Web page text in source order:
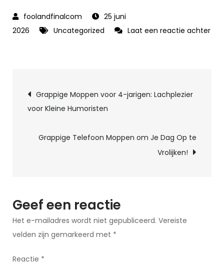
25 juni
2026
Uncategorized
Laat een reactie achter
BesteBerichtnavigatie
Grappige Moppen voor 4-jarigen: Lachplezier
voor Kleine Humoristen
Grappige Telefoon Moppen om Je Dag Op te
Vrolijken!
Geef een reactie
Het e-mailadres wordt niet gepubliceerd. Vereiste
velden zijn gemarkeerd met *
Reactie *